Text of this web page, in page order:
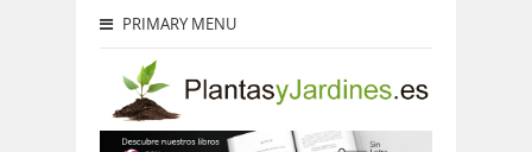
PRIMARY MENU